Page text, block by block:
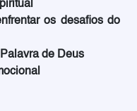
os desafios do
de Deus